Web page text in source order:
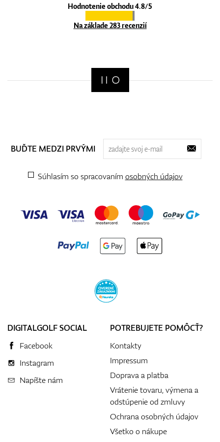
Hodnotenie obchodu 4.8/5
Na základe 283 recenzií
BUĎTE MEDZI PRVÝMI
Súhlasím so spracovaním osobných údajov
DIGITALGOLF SOCIAL
Facebook
Instagram
Napíšte nám
POTREBUJETE POMÔCŤ?
Kontakty
Impressum
Doprava a platba
Vrátenie tovaru, výmena a
odstúpenie od zmluvy
Ochrana osobných údajov
Všetko o nákupe